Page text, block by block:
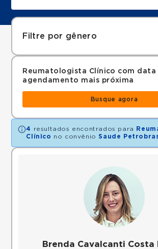
Filtre por gênero
Reumatologista Clínico com data
agendamento mais próxima
Busque agora
4 resultados encontrados para
Clínico no convênio Saude
Brenda Cavalcanti Costa